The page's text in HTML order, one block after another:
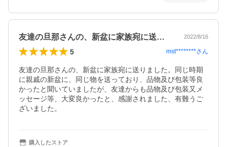
友達の旦那さんの、新盆に家族宛に送りま… 2022/8/16
5 mst********さん
友達の旦那さんの、新盆に家族宛に送りました。同じ時期
に親戚の新盆に、同じ物を送っており、品物及び包装等良
かったと聞いていましたが、友達からも品物及び包装又メ
ッセージ等、大変良かったと、感謝されました、有難うご
ざいました。
購入したストア